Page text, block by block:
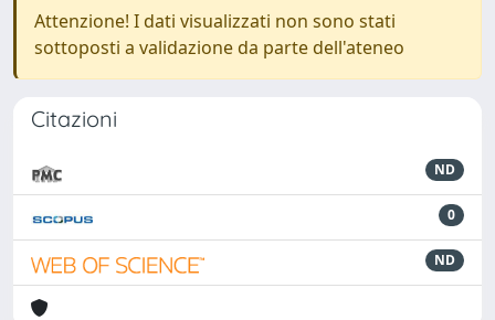
Attenzione! I dati visualizzati non sono stati
sottoposti a validazione da parte dell'ateneo
Citazioni
ND
0
ND